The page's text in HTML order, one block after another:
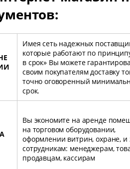
Имея сеть надежных
которые работают по
в срок» Вы можете
своим покупателям доставку
точно оговоренный
срок.
Вы экономите на аренде
на торговом оборудовании,
оформлении витрин, охране, и
сотрудникам: менеджерам,
продавцам, кассирам